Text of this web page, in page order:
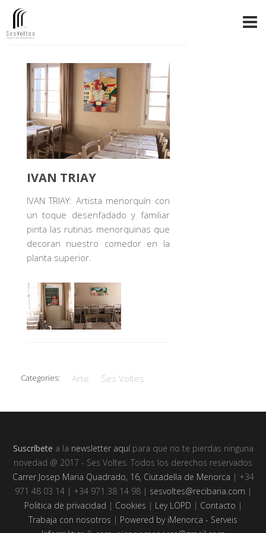
IVAN TRIAY
IVAN TRIAY: Artista menorquín con
un toque desenfadado y familiar
pinta las rutinas menorquinas que
decoran nuestro comedor en la
planta superior.
Categories: Arte Ses Voltes
Suscríbete a la newsletter aquí para que no te pierdas ninguna
novedad @ 2017 - Ses Voltes. Todos los derechos reservados
Carrer Josep Maria Quadrado, 16, Ciutadella de Menorca | +34
971 48 03 14 | +34 971 38 14 98 | sesvoltes@recibaria.com |
Politica de privacidad | Cookies | Ley LOPD | Contacto |
Trabaja con nosotros | Powered by iMenorca - Serveis